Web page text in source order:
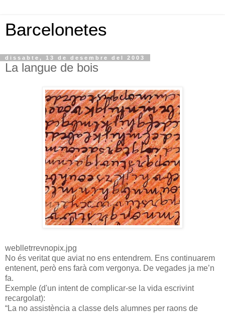
Barcelonetes
dissabte, 13 de desembre del 2003
La langue de bois
weblletrrevnopix.jpg
No és veritat que aviat no ens entendrem. Ens continuarem
entenent, però ens farà com vergonya. De vegades ja me’n
fa.
Exemple (d'un intent de complicar-se la vida escrivint
recargolat):
“La no assistència a classe dels alumnes per raons de